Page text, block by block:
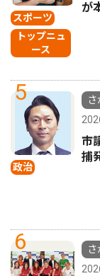
スポーツ
トップニュ
ース
が
5
政治
市
捕
6